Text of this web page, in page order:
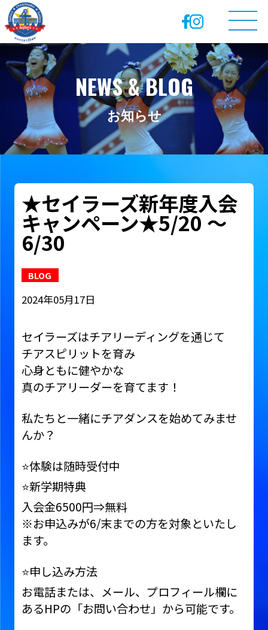
NEWS & BLOG
お知らせ
★セイラーズ新年度入会
キャンペーン★5/20 ～
6/30
BLOG
2024年05月17日
セイラーズはチアリーディングを通じて
チアスピリットを育み
心身ともに健やかな
真のチアリーダーを育てます！
私たちと一緒にチアダンスを始めてみませ
んか？
⭐️体験は随時受付中
⭐️新学期特典
入会金6500円⇒無料
※お申込みが6/末までの方を対象といたし
ます。
⭐️申し込み方法
お電話または、メール、プロフィール欄に
あるHPの「お問い合わせ」から可能です。